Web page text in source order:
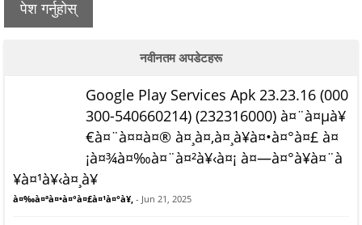
पेश गर्नुहोस्
नवीनतम अपडेटहरू
Google Play Services Apk 23.23.16 (000
300-540660214) (232316000) à¤¨à¤µà¥
€à¤¨à¤¤à¤® à¤¸à¤‚à¤¸à¥à¤•à¤°à¤£ à¤
¡à¤¾à¤‰à¤¨à¤²à¥‹à¤¡ à¤—à¤°à¥à¤¨à
¥à¤¹à¥‹à¤¸à¥
à¤‰à¤ªà¤•à¤°à¤£à¤¹à¤°à¥‚ - Jun 21, 2025